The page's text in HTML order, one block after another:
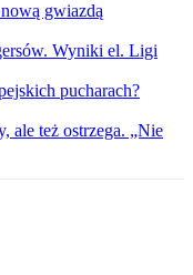
gwiazdą
Wyniki el. Ligi
pucharach?
ale też ostrzega. „Nie